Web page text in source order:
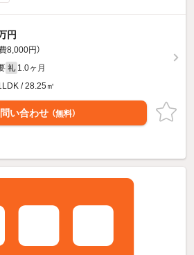
円
8,000円）
礼 1.0ヶ月
/ 28.25㎡
い合わせ （無料）